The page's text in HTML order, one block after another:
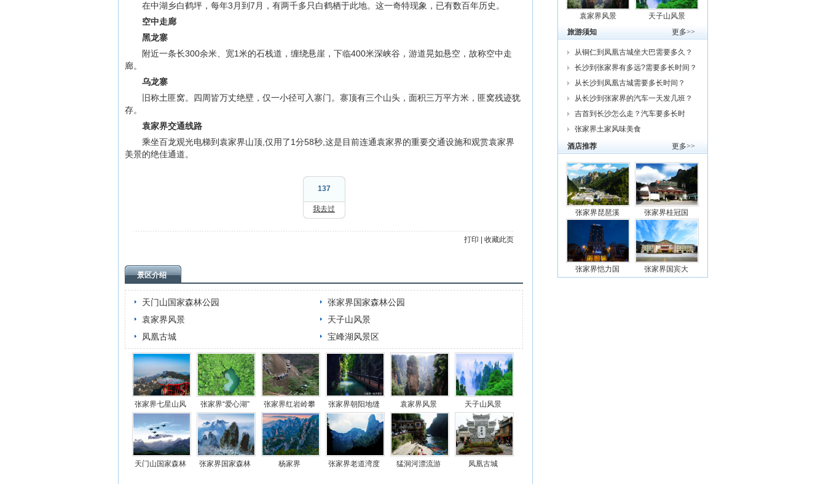
在中湖乡白鹤坪，每年3月到7月，有两千多只白鹤栖于此地。这一奇特现象，已有数百年历史。
空中走廊
黑龙寨
附近一条长300余米、宽1米的石栈道，缠绕悬崖，下临400米深峡谷，游道晃如悬空，故称空中走
廊。
乌龙寨
旧称土匪窝。四周皆万丈绝壁，仅一小径可入寨门。寨顶有三个山头，面积三万平方米，匪窝残迹犹
存。
袁家界交通线路
乘坐百龙观光电梯到袁家界山顶,仅用了1分58秒,这是目前连通袁家界的重要交通设施和观赏袁家界
美景的绝佳通道。
137
我去过
打印 收藏此页
景区介绍
天门山国家森林公园
张家界国家森林公园
袁家界风景
天子山风景
凤凰古城
宝峰湖风景区
张家界七星山风
景区
张家界“爱心湖”
张家界红岩岭攀
岩游览项目
张家界朝阳地缝 袁家界风景 天子山风景
天门山国家森林
张家界国家森林
杨家界
张家界老道湾度
猛洞河漂流游 凤凰古城
袁家界风景
天子山风景
更多>>
旅游须知
从铜仁到凤凰古城坐大巴需要多久？
车费
长沙到张家界有多远?需要多长时间？
从
从长沙到凤凰古城需要多长时间？
从长沙到张家界的汽车一天发几班？
需要
吉首到长沙怎么走？汽车要多长时
间？我
张家界土家风味美食
更多>>
酒店推荐
张家界琵琶溪 张家界桂冠国
张家界恺力国 张家界国宾大